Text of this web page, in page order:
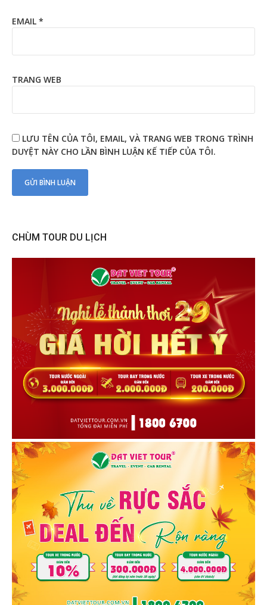
EMAIL *
TRANG WEB
LƯU TÊN CỦA TÔI, EMAIL, VÀ TRANG WEB TRONG TRÌNH
DUYỆT NÀY CHO LẦN BÌNH LUẬN KẾ TIẾP CỦA TÔI.
CHÙM TOUR DU LỊCH